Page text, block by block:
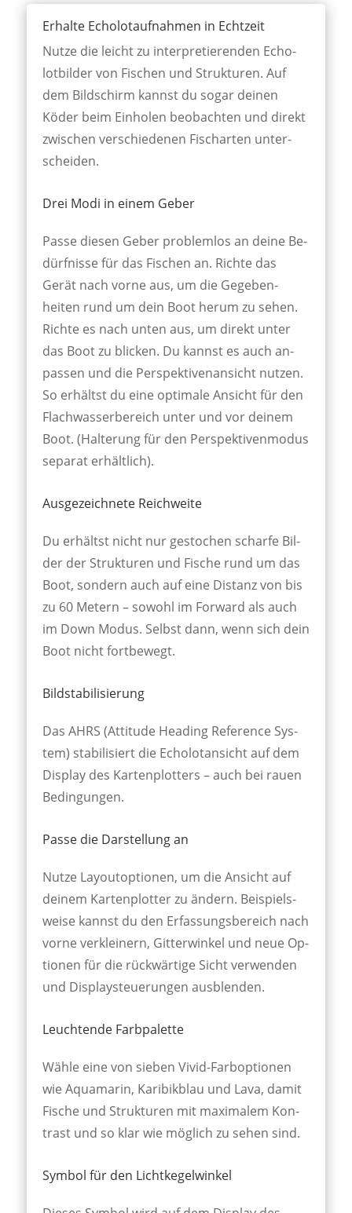
Erhalte Echolotaufnahmen in Echtzeit
Nutze die leicht zu inter­pret­ieren­den Echo­
lot­bilder von Fi­schen und Struk­turen. Auf
dem Bild­schirm kannst du sogar deinen
Köder beim Ein­holen beo­bacht­en und direkt
zwi­schen ver­schied­enen Fisch­arten unter­
scheiden.
Drei Modi in einem Geber
Passe diesen Geber problem­los an deine Be­
dürf­nisse für das Fi­schen an. Richte das
Gerät nach vorne aus, um die Ge­geben­
heiten rund um dein Boot herum zu sehen.
Richte es nach unten aus, um direkt unter
das Boot zu blicken. Du kannst es auch an­
passen und die Per­spek­tiven­ansicht nutzen.
So er­hältst du eine opti­male An­sicht für den
Flach­wasser­bereich unter und vor deinem
Boot. (Halt­erung für den Per­spek­tiven­modus
sepa­rat er­hält­lich).
Ausgezeichnete Reichweite
Du erhältst nicht nur ge­stochen scharfe Bil­
der der Struk­turen und Fi­sche rund um das
Boot, son­dern auch auf eine Dist­anz von bis
zu 60 Metern – sowohl im For­ward als auch
im Down Modus. Sel­bst dann, wenn sich dein
Boot nicht fortbewegt.
Bildstabilisierung
Das AHRS (Atti­tude Head­ing Refer­ence Sys­
tem) sta­bil­isiert die Echo­lot­ansicht auf dem
Dis­play des Karten­plotters – auch bei rauen
Be­ding­ungen.
Passe die Darstellung an
Nutze Layout­opt­ionen, um die An­sicht auf
deinem Karten­plotter zu ändern. Bei­spiels­
weise kannst du den Er­fassungs­bereich nach
vorne ver­kleinern, Gitter­winkel und neue Op­
tionen für die rück­wärtige Sicht ver­wenden
und Display­steuer­ungen aus­blenden.
Leuchtende Farbpalette
Wähle eine von sieben Vivid-Farb­opt­ionen
wie Aqua­marin, Karibik­blau und Lava, damit
Fi­sche und Struk­turen mit max­imalem Kon­
trast und so klar wie mög­lich zu sehen sind.
Symbol für den Lichtkegelwinkel